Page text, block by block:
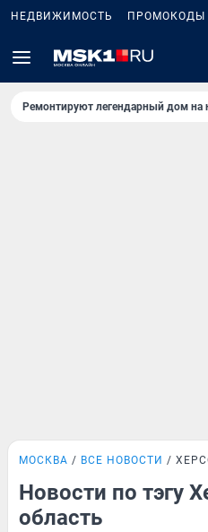
НЕДВИЖИМОСТЬ ПРОМОКОДЫ
Ремонтируют легендарный дом на
МОСКВА ВСЕ НОВОСТИ
Новости по тэгу
область